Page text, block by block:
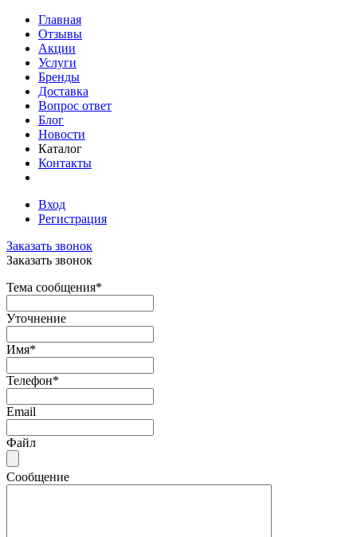
Главная
Отзывы
Акции
Услуги
Бренды
Доставка
Вопрос ответ
Блог
Новости
Каталог
Контакты
Вход
Регистрация
Заказать звонок
Заказать звонок
Тема сообщения*
Уточнение
Имя*
Телефон*
Email
Файл
Сообщение